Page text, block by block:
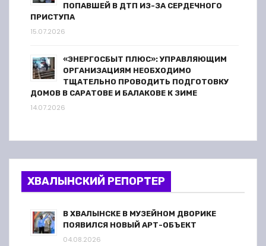
ПОПАВШЕЙ В ДТП ИЗ-ЗА СЕРДЕЧНОГО
ПРИСТУПА
15.07.2026
«ЭНЕРГОСБЫТ ПЛЮС»: УПРАВЛЯЮЩИМ
ОРГАНИЗАЦИЯМ НЕОБХОДИМО
ТЩАТЕЛЬНО ПРОВОДИТЬ ПОДГОТОВКУ
ДОМОВ В САРАТОВЕ И БАЛАКОВЕ К ЗИМЕ
14.07.2026
ХВАЛЫНСКИЙ РЕПОРТЕР
В ХВАЛЫНСКЕ В МУЗЕЙНОМ ДВОРИКЕ
ПОЯВИЛСЯ НОВЫЙ АРТ-ОБЪЕКТ
04.08.2026